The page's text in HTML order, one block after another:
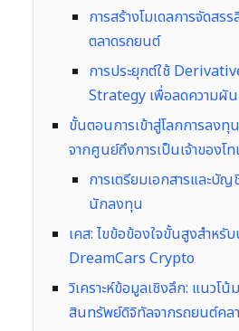
การสร้างโมเดลการจัดส
ตลาดรถยนต์
การประยุกต์ใช้
Strategy เพื่อลดความผั
ขั้นตอนการเข้าสู่โลกการลง
จากศูนย์ถึงการเป็นเจ้าของโ
การเตรียมเอกสารและบั
นักลงทุน
เคส: ไขข้อข้องใจขั้นสูงสำหรั
DreamCars Crypto
วิเคราะห์ข้อมูลเชิงลึก: แนวโน้
สินทรัพย์ดิจิทัลจากรถยนต์คล